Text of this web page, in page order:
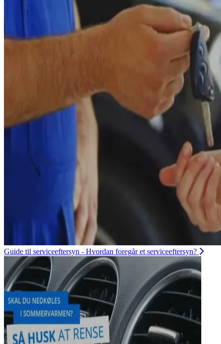
Guide til serviceeftersyn - Hvordan foregår et serviceeftersyn?